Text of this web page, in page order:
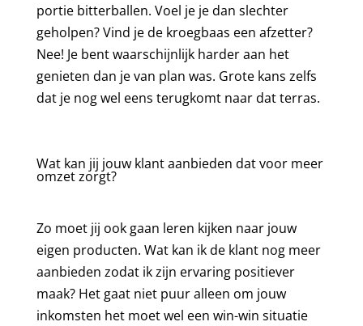
portie bitterballen. Voel je je dan slechter
geholpen? Vind je de kroegbaas een afzetter?
Nee! Je bent waarschijnlijk harder aan het
genieten dan je van plan was. Grote kans zelfs
dat je nog wel eens terugkomt naar dat terras.
Wat kan jij jouw klant aanbieden dat voor meer
omzet zorgt?
Zo moet jij ook gaan leren kijken naar jouw
eigen producten. Wat kan ik de klant nog meer
aanbieden zodat ik zijn ervaring positiever
maak? Het gaat niet puur alleen om jouw
inkomsten het moet wel een win-win situatie